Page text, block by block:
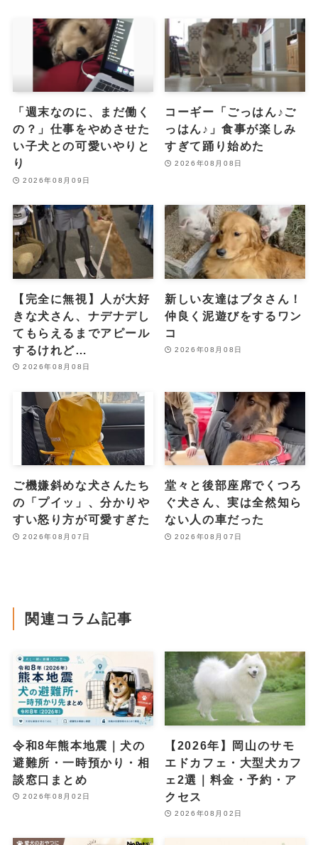
「週末なのに、まだ働く
の？」仕事をやめさせた
い子犬との可愛いやりと
り
2026年08月09日
コーギー「ごっはん♪ご
っはん♪」食事が楽しみ
すぎて踊り始めた
2026年08月08日
【完全に無視】人が大好
きな犬さん、ナデナデし
てもらえるまでアピール
するけれど…
2026年08月08日
新しい友達はブタさん！
仲良く泥遊びをするワン
コ
2026年08月08日
ご機嫌斜めな犬さんたち
の「プイッ」、分かりや
すい怒り方が可愛すぎた
2026年08月07日
堂々と後部座席でくつろ
ぐ犬さん、実は全然知ら
ない人の車だった
2026年08月07日
関連コラム記事
令和8年熊本地震｜犬の
避難所・一時預かり・相
談窓口まとめ
2026年08月02日
【2026年】岡山のサモ
エドカフェ・大型犬カフ
ェ2選｜料金・予約・ア
クセス
2026年08月02日